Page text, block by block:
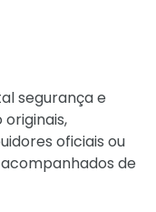
segurança e
oficiais ou
de